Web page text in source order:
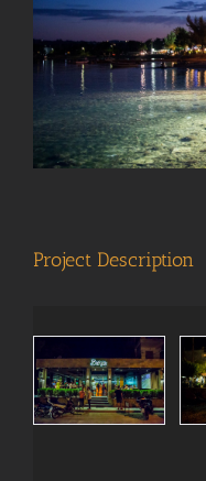
Project Description